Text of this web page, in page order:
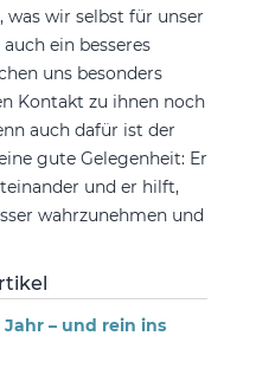
was wir selbst für unser
ein besseres
uns besonders
Kontakt zu ihnen noch
auch dafür ist der
gute Gelegenheit: Er
und er hilft,
wahrzunehmen und
– und rein ins